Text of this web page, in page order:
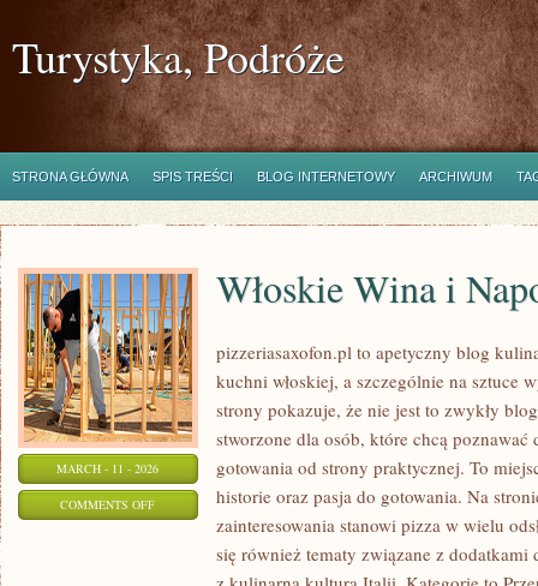
Turystyka, Podróże
STRONA GŁÓWNA SPIS TREŚCI BLOG INTERNETOWY ARCHIWUM
MARCH - 11 - 2026
COMMENTS OFFON
Włoskie Wina i
pizzeriasaxofon.pl to apetyczny blog
kuchni włoskiej, a szczególnie na sztuce
strony pokazuje, że nie jest to zwykły
stworzone dla osób, które chcą
gotowania od strony praktycznej. To
historie oraz pasja do gotowania. Na
zainteresowania stanowi pizza w wielu
się również tematy związane z dodatkami